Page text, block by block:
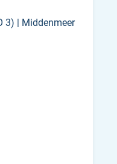
3) | Middenmeer